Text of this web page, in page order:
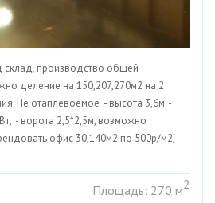
производство общей
деление на 150,207,270м2 на 2
Не отаплевоемое - высота 3,6м. -
- ворота 2,5*2,5м, возможно
офис 30,140м2 по 500р/м2,
Площадь: 270 м2